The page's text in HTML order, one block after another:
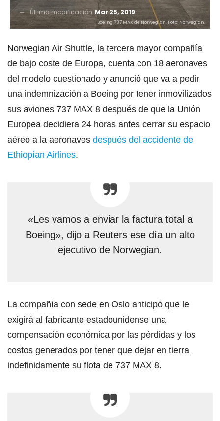
Última modificación Mar 25, 2019
Boeing 737 MAX de Norwegian. Foto: Norwegian.
Norwegian Air Shuttle, la tercera mayor compañía
de bajo coste de Europa, cuenta con 18 aeronaves
del modelo cuestionado y anunció que va a pedir
una indemnización a Boeing por tener inmovilizados
sus aviones 737 MAX 8 después de que la Unión
Europea decidiera 24 horas antes cerrar su espacio
aéreo a la aeronaves después del accidente de
Ethiopían Airlines.
«Les vamos a enviar la factura total a
Boeing», dijo a Reuters ese día un alto
ejecutivo de Norwegian.
La compañía con sede en Oslo anticipó que le
exigirá al fabricante estadounidense una
compensación económica por las pérdidas y los
costos generados por tener que dejar en tierra
indefinidamente su flota de 737 MAX 8.